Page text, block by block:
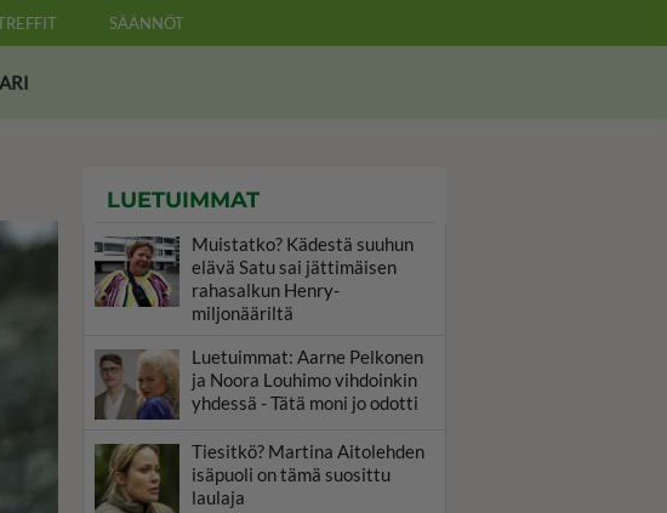
SÄÄNNÖT
LUETUIMMAT
Muistatko? Kädestä suuhun
elävä Satu sai jättimäisen
rahasalkun Henry-
miljonääriltä
Luetuimmat: Aarne Pelkonen
ja Noora Louhimo vihdoinkin
yhdessä - Tätä moni jo odotti
Tiesitkö? Martina Aitolehden
isäpuoli on tämä suosittu
laulaja